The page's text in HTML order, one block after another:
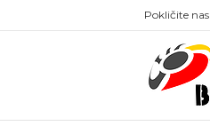
Pokličite nas